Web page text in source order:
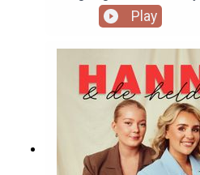
skrytes det til tårer og
forfriskende med en slik
Play